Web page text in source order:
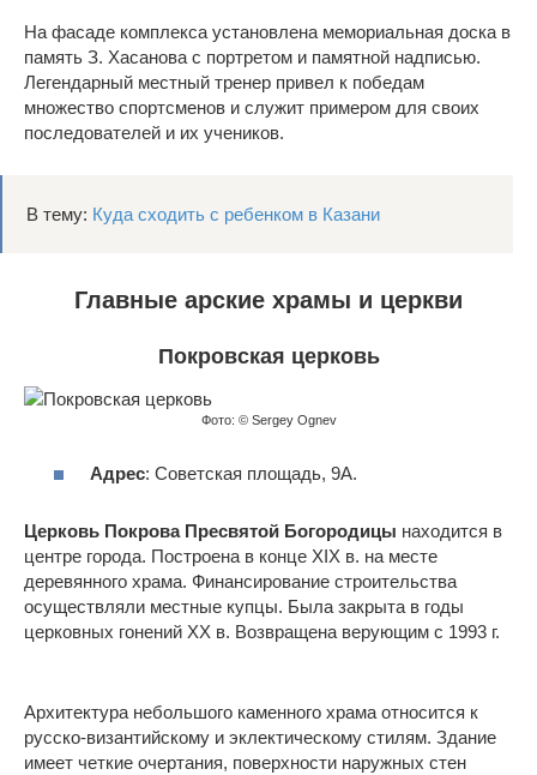
На фасаде комплекса установлена мемориальная доска в
память З. Хасанова с портретом и памятной надписью.
Легендарный местный тренер привел к победам
множество спортсменов и служит примером для своих
последователей и их учеников.
В тему: Куда сходить с ребенком в Казани
Главные арские храмы и церкви
Покровская церковь
Фото: © Sergey Ognev
Адрес: Советская площадь, 9А.
Церковь Покрова Пресвятой Богородицы находится в
центре города. Построена в конце XIX в. на месте
деревянного храма. Финансирование строительства
осуществляли местные купцы. Была закрыта в годы
церковных гонений XX в. Возвращена верующим с 1993 г.
Архитектура небольшого каменного храма относится к
русско-византийскому и эклектическому стилям. Здание
имеет четкие очертания, поверхности наружных стен